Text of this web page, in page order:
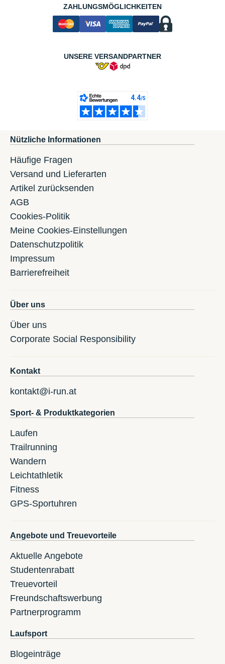
ZAHLUNGSMÖGLICHKEITEN
UNSERE VERSANDPARTNER
Nützliche Informationen
Häufige Fragen
Versand und Lieferarten
Artikel zurücksenden
AGB
Cookies-Politik
Meine Cookies-Einstellungen
Datenschutzpolitik
Impressum
Barrierefreiheit
Über uns
Über uns
Corporate Social Responsibility
Kontakt
kontakt@i-run.at
Sport- & Produktkategorien
Laufen
Trailrunning
Wandern
Leichtathletik
Fitness
GPS-Sportuhren
Angebote und Treuevorteile
Aktuelle Angebote
Studentenrabatt
Treuevorteil
Freundschaftswerbung
Partnerprogramm
Laufsport
Blogeinträge